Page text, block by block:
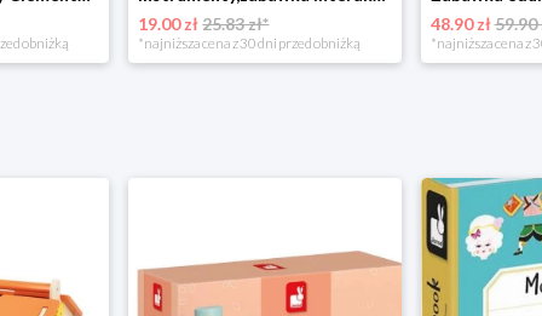
obniżką
19.00 zł25.83 zł*
*najniższa cena z 30 dni przed obniżką
48.90 zł59.90
*najniższa cena z